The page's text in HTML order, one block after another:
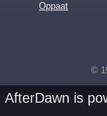
Oppaat
©
AfterDawn is